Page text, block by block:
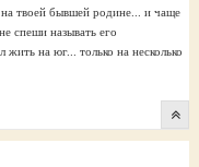
на твоей бывшей родине... и чаще
спеши называть его
на юг... только на несколько